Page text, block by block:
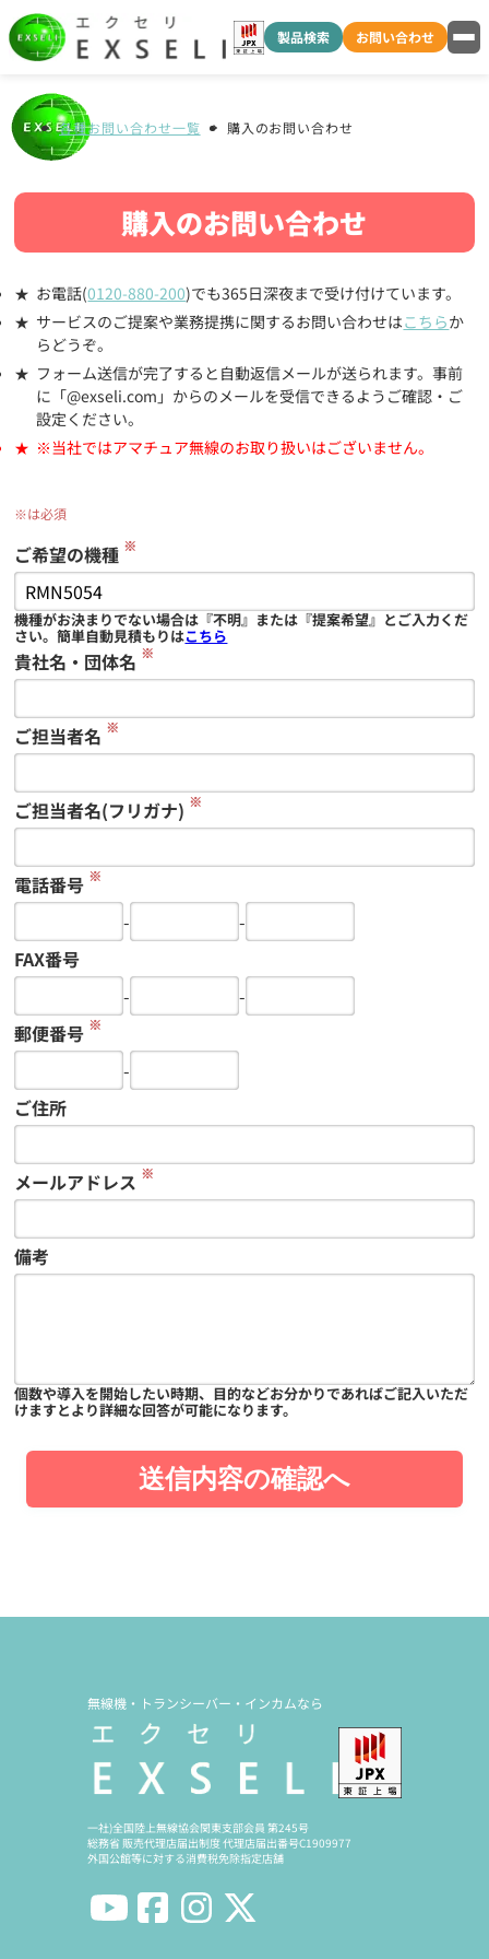
製品検索 お問い合わせ
各種お問い合わせ一覧 購入のお問い合わせ
購入のお問い合わせ
お電話(0120-880-200)でも365日深夜まで受け付けています。
サービスのご提案や業務提携に関するお問い合わせはこちらか
らどうぞ。
フォーム送信が完了すると自動返信メールが送られます。事前
に「@exseli.com」からのメールを受信できるようご確認・ご
設定ください。
※当社ではアマチュア無線のお取り扱いはございません。
※は必須
ご希望の機種 ※
機種がお決まりでない場合は『不明』または『提案希望』とご入力くだ
さい。簡単自動見積もりはこちら
貴社名・団体名 ※
ご担当者名 ※
ご担当者名(フリガナ) ※
電話番号 ※
-
-
FAX番号
-
-
郵便番号 ※
-
ご住所
メールアドレス ※
備考
個数や導入を開始したい時期、目的などお分かりであればご記入いただ
けますとより詳細な回答が可能になります。
送信内容の確認へ
無線機・トランシーバー・インカムなら
一社)全国陸上無線協会関東支部会員 第245号
総務省 販売代理店届出制度 代理店届出番号C1909977
外国公館等に対する消費税免除指定店舗